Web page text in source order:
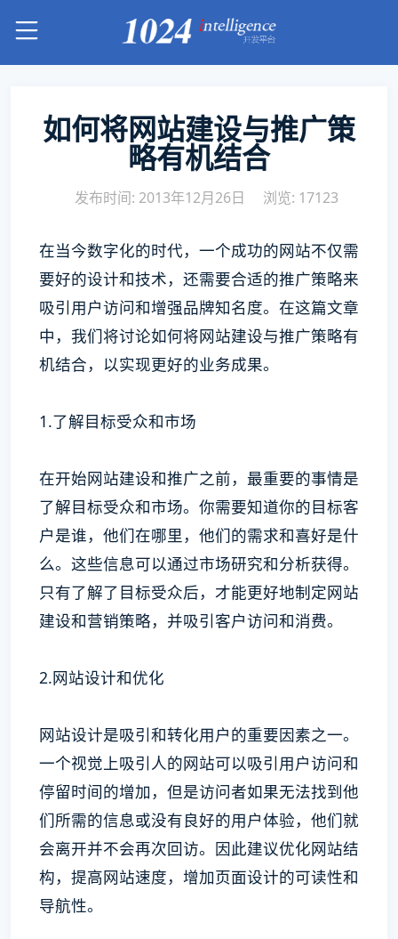
如何将网站建设与推广策
略有机结合
发布时间: 2013年12月26日 浏览: 17123
在当今数字化的时代，一个成功的网站不仅需
要好的设计和技术，还需要合适的推广策略来
吸引用户访问和增强品牌知名度。在这篇文章
中，我们将讨论如何将网站建设与推广策略有
机结合，以实现更好的业务成果。
1.了解目标受众和市场
在开始网站建设和推广之前，最重要的事情是
了解目标受众和市场。你需要知道你的目标客
户是谁，他们在哪里，他们的需求和喜好是什
么。这些信息可以通过市场研究和分析获得。
只有了解了目标受众后，才能更好地制定网站
建设和营销策略，并吸引客户访问和消费。
2.网站设计和优化
网站设计是吸引和转化用户的重要因素之一。
一个视觉上吸引人的网站可以吸引用户访问和
停留时间的增加，但是访问者如果无法找到他
们所需的信息或没有良好的用户体验，他们就
会离开并不会再次回访。因此建议优化网站结
构，提高网站速度，增加页面设计的可读性和
导航性。